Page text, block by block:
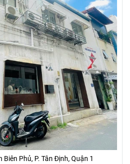
Phủ, P. Tân Định, Quận 1